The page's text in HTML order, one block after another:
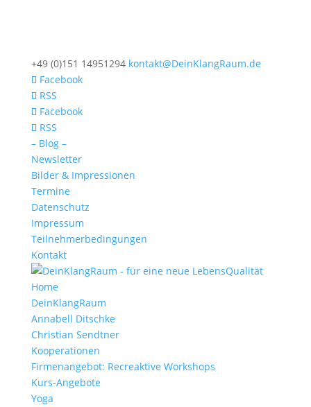
+49 (0)151 14951294 kontakt@DeinKlangRaum.de
Facebook
RSS
Facebook
RSS
– Blog –
Newsletter
Bilder & Impressionen
Termine
Datenschutz
Impressum
Teilnehmerbedingungen
Kontakt
Home
DeinKlangRaum
Annabell Ditschke
Christian Sendtner
Kooperationen
Firmenangebot: Recreaktive Workshops
Kurs-Angebote
Yoga